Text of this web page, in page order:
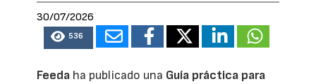
30/07/2026
536
Feeda ha publicado una Guía práctica para